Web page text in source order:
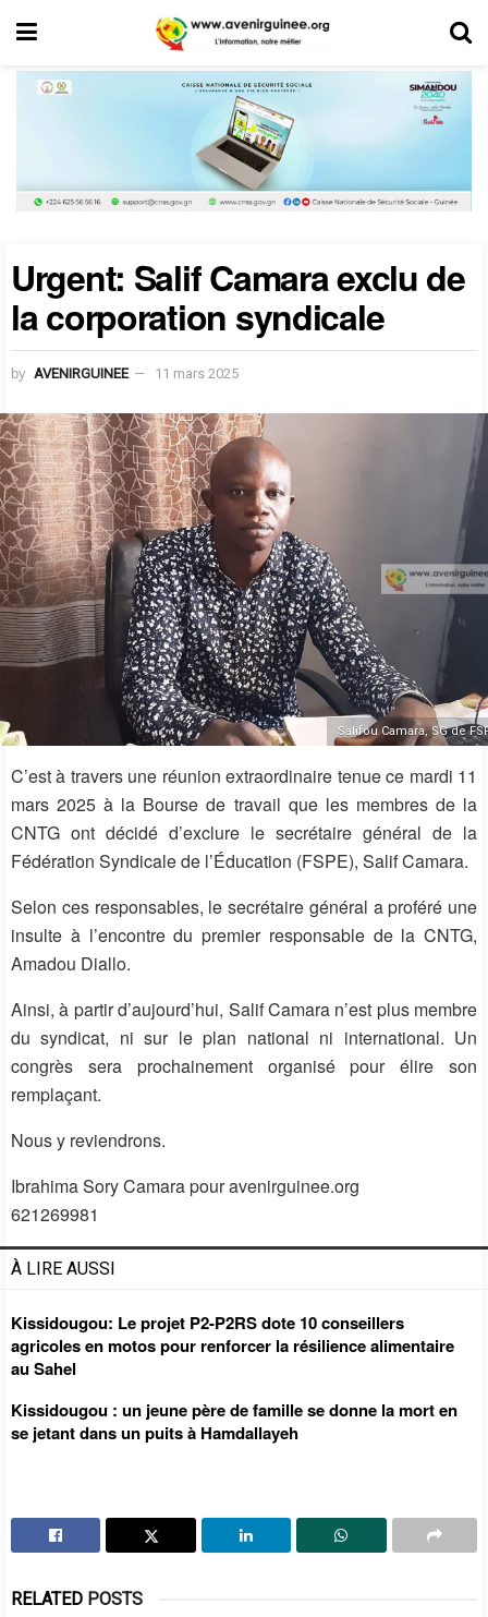
Urgent: Salif Camara exclu de
la corporation syndicale
by AVENIRGUINEE 11 mars 2025
Salifou Camara, SG de
C’est à travers une réunion extraordinaire tenue ce mardi 11
mars 2025 à la Bourse de travail que les membres de la
CNTG ont décidé d’exclure le secrétaire général de la
Fédération Syndicale de l’Éducation (FSPE), Salif Camara.
Selon ces responsables, le secrétaire général a proféré une
insulte à l’encontre du premier responsable de la CNTG,
Amadou Diallo.
Ainsi, à partir d’aujourd’hui, Salif Camara n’est plus membre
du syndicat, ni sur le plan national ni international. Un
congrès sera prochainement organisé pour élire son
remplaçant.
Nous y reviendrons.
Ibrahima Sory Camara pour avenirguinee.org
621269981
À LIRE AUSSI
Kissidougou: Le projet P2-P2RS dote 10 conseillers
agricoles en motos pour renforcer la résilience alimentaire
au Sahel
Kissidougou : un jeune père de famille se donne la mort en
se jetant dans un puits à Hamdallayeh
RELATED POSTS